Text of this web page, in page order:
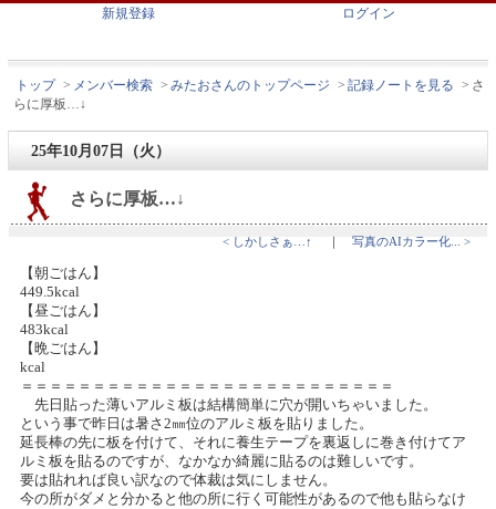
新規登録 ログイン
トップ > メンバー検索 > みたおさんのトップページ > 記録ノートを見る > さ
らに厚板…↓
25年10月07日（火）
さらに厚板…↓
< しかしさぁ…↑ ｜ 写真のAIカラー化... >
【朝ごはん】
449.5kcal
【昼ごはん】
483kcal
【晩ごはん】
kcal
＝＝＝＝＝＝＝＝＝＝＝＝＝＝＝＝＝＝＝＝＝＝＝＝＝＝
先日貼った薄いアルミ板は結構簡単に穴が開いちゃいました。
という事で昨日は暑さ2㎜位のアルミ板を貼りました。
延長棒の先に板を付けて、それに養生テープを裏返しに巻き付けてア
ルミ板を貼るのですが、なかなか綺麗に貼るのは難しいです。
要は貼れれば良い訳なので体裁は気にしません。
今の所がダメと分かると他の所に行く可能性があるので他も貼らなけ